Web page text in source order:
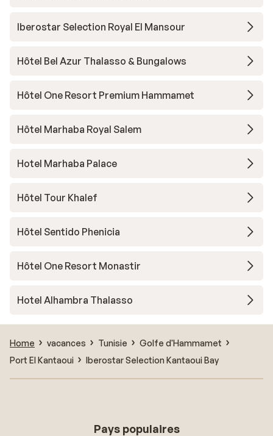
Iberostar Selection Royal El Mansour
Hôtel Bel Azur Thalasso & Bungalows
Hôtel One Resort Premium Hammamet
Hôtel Marhaba Royal Salem
Hotel Marhaba Palace
Hôtel Tour Khalef
Hôtel Sentido Phenicia
Hôtel One Resort Monastir
Hotel Alhambra Thalasso
Home vacances Tunisie
Golfe d'Hammamet
Port El Kantaoui
Iberostar Selection Kantaoui Bay
Pays populaires